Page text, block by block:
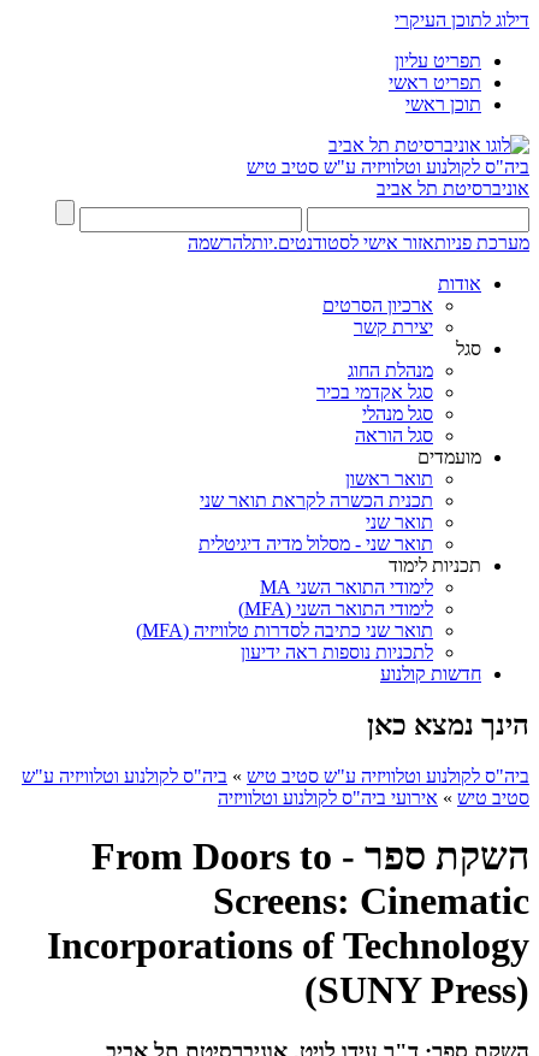
דילוג לתוכן העיקרי
תפריט עליון
תפריט ראשי
תוכן ראשי
ביה"ס לקולנוע וטלוויזיה ע"ש סטיב טיש
אוניברסיטת תל אביב
מערכת פניותאזור אישי לסטודנטים.יותלהרשמה
אודות
ארכיון הסרטים
יצירת קשר
סגל
מנהלת החוג
סגל אקדמי בכיר
סגל מנהלי
סגל הוראה
מועמדים
תואר ראשון
תכנית הכשרה לקראת תואר שני
תואר שני
תואר שני - מסלול מדיה דיגיטלית
תכניות לימוד
לימודי התואר השני MA
לימודי התואר השני (MFA)
תואר שני כתיבה לסדרות טלוויזיה (MFA)
לתכניות נוספות ראה ידיעון
חדשות קולנוע
הינך נמצא כאן
ביה"ס לקולנוע וטלוויזיה ע"ש סטיב טיש » ביה"ס לקולנוע וטלוויזיה ע"ש
סטיב טיש » אירועי ביה"ס לקולנוע וטלוויזיה
השקת ספר - From Doors to
Screens: Cinematic
Incorporations of Technology
(SUNY Press)